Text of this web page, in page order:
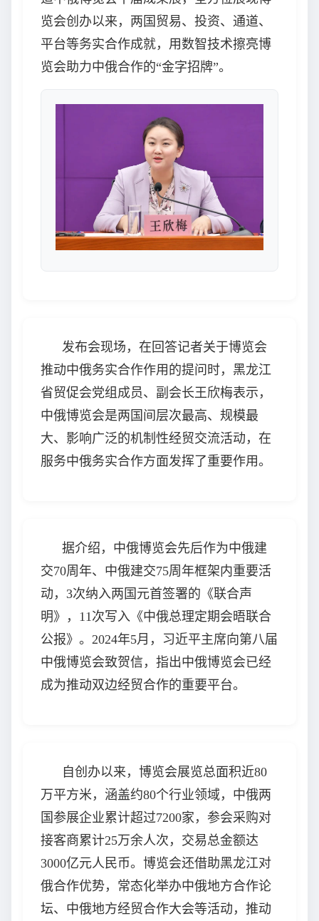
览会创办以来，两国贸易、投资、通道、
平台等务实合作成就，用数智技术擦亮博
览会助力中俄合作的“金字招牌”。
发布会现场，在回答记者关于博览会
推动中俄务实合作作用的提问时，黑龙江
省贸促会党组成员、副会长王欣梅表示，
中俄博览会是两国间层次最高、规模最
大、影响广泛的机制性经贸交流活动，在
服务中俄务实合作方面发挥了重要作用。
据介绍，中俄博览会先后作为中俄建
交70周年、中俄建交75周年框架内重要活
动，3次纳入两国元首签署的《联合声
明》，11次写入《中俄总理定期会晤联合
公报》。2024年5月，习近平主席向第八届
中俄博览会致贺信，指出中俄博览会已经
成为推动双边经贸合作的重要平台。
自创办以来，博览会展览总面积近80
万平方米，涵盖约80个行业领域，中俄两
国参展企业累计超过7200家，参会采购对
接客商累计25万余人次，交易总金额达
3000亿元人民币。博览会还借助黑龙江对
俄合作优势，常态化举办中俄地方合作论
坛、中俄地方经贸合作大会等活动，推动